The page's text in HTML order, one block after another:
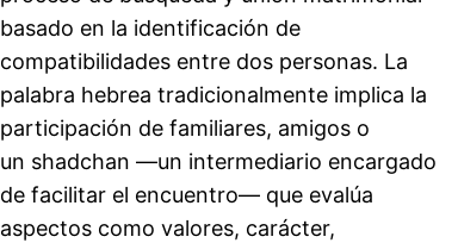
basado en la identificación de
compatibilidades entre dos personas. La
palabra hebrea tradicionalmente implica la
participación de familiares, amigos o
un shadchan —un intermediario encargado
de facilitar el encuentro— que evalúa
aspectos como valores, carácter,